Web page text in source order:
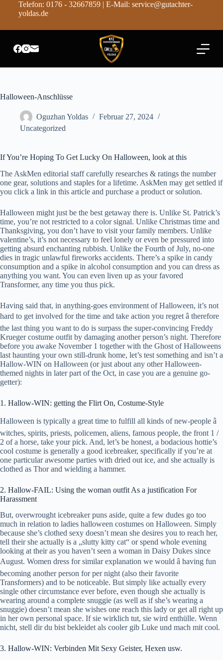
n
p
n
Telefon: 0176 - 32667859 | E-Mail: service@gutachter-
yoldas.de
Halloween-Anschlüsse
Oguzhan Yoldas
Februar 27, 2024
Uncategorized
If You’re Hoping To Get Lucky On Halloween, look at this
The AskMen editorial staff carefully researches & ratings the number
one gear, solutions and staples for a lifetime. AskMen may get settled if
you click a link in this article and purchase a product or solution.
Halloween might just be the best getaway there is. Unlike St. Patrick’s
time, you’re not restricted to a color signal. Unlike Christmas time and
Thanksgiving, you don’t have to visit your family members. Unlike
valentine’s, it’s not necessary to feel lonely or even be pressured into
getting absurd enchanting rubbish. Unlike the Fourth of July, no-one
dies in tragic unlawful fireworks accidents. There’s a spike in candy
consumption and a spike in alcohol consumption and you can dress as
anything you want. You can even liven up as your favored
Transformer, any time you thus pick.
Having said that, in anything-goes environment of Halloween, it’s not
hard to get involved for the time and take action you regret â therefore
the last thing you want to do is surpass the super-convincing Freddy
Krueger costume outfit by damaging another person’s night. Therefore
before you awake November 1 together with the Ghost of Halloweens
last haunting your own still-drunk home, let’s test something and isn’t a
Hallow-WIN on Halloween (or just about any other Halloween-
themed nights in later part of the Oct, in case you are a genuine go-
getter):
1. Hallow-WIN: getting the Flirt On, Costume-Style
Halloween is typically a great time to fulfill all kinds of new-people â
witches, spirits, priests, policemen, aliens, famous people, the front 1 /
2 of a horse, take your pick. And, let’s be honest, a bodacious hottie’s
cool costume is generally a good icebreaker, specifically if you’re at
one particular awesome parties with dried out ice, and she actually is
clothed as Thor and wielding a hammer.
2. Hallow-FAIL: Using the woman outfit As a justification For
Harassment
But, overwrought icebreaker puns aside, quite a few dudes go too
much in relation to ladies halloween costumes on Halloween. Simply
because she’s clothed sexy doesn’t mean she desires you to reach her,
tell their she actually is a „slutty kitty cat“ or spend whole evening
looking at their as you haven’t seen a woman in Daisy Dukes since
August. Women dress for similar explanation we would â having fun
becoming another person for per night (also their favorite
Transformers) and to be noticeable. But simply like actually every
single other circumstance ever before, even though she actually is
wearing around a complete snuggie (as well as if she’s wearing a
snuggie) doesn’t mean she wishes one reach this lady or get all right up
in her own personal space. If sie wirklich tut, sie wird enthülle. Wenn
nicht, stell dir du bist bekleidet als cooler gib Luke und mach mit cool.
3. Hallow-WIN: Verbinden Mit Sexy Geister, Hexen usw.